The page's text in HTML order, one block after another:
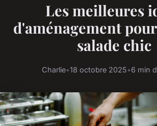
Les meilleures
d'aménagement
salade chic
Charlie•18 octobre 2025•6 min